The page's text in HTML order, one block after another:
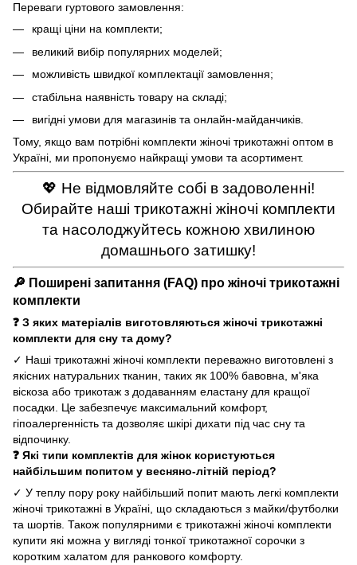
Переваги гуртового замовлення:
кращі ціни на комплекти;
великий вибір популярних моделей;
можливість швидкої комплектації замовлення;
стабільна наявність товару на складі;
вигідні умови для магазинів та онлайн-майданчиків.
Тому, якщо вам потрібні комплекти жіночі трикотажні оптом в
Україні, ми пропонуємо найкращі умови та асортимент.
💖 Не відмовляйте собі в задоволенні!
Обирайте наші трикотажні жіночі комплекти
та насолоджуйтесь кожною хвилиною
домашнього затишку!
🔎 Поширені запитання (FAQ) про жіночі трикотажні
комплекти
❓ З яких матеріалів виготовляються жіночі трикотажні
комплекти для сну та дому?
✓ Наші трикотажні жіночі комплекти переважно виготовлені з
якісних натуральних тканин, таких як 100% бавовна, м'яка
віскоза або трикотаж з додаванням еластану для кращої
посадки. Це забезпечує максимальний комфорт,
гіпоалергенність та дозволяє шкірі дихати під час сну та
відпочинку.
❓ Які типи комплектів для жінок користуються
найбільшим попитом у весняно-літній період?
✓ У теплу пору року найбільший попит мають легкі комплекти
жіночі трикотажні в Україні, що складаються з майки/футболки
та шортів. Також популярними є трикотажні жіночі комплекти
купити які можна у вигляді тонкої трикотажної сорочки з
коротким халатом для ранкового комфорту.